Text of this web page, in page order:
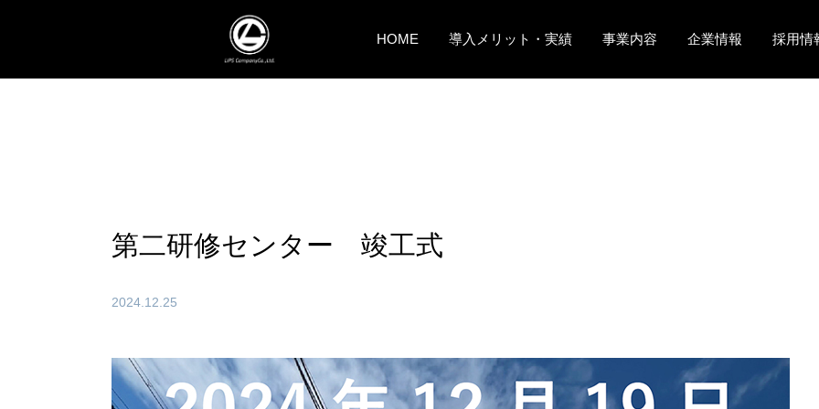
HOME 導入メリット・実績 事業内容 企業情報 採用情
第二研修センター 竣工式
2024.12.25